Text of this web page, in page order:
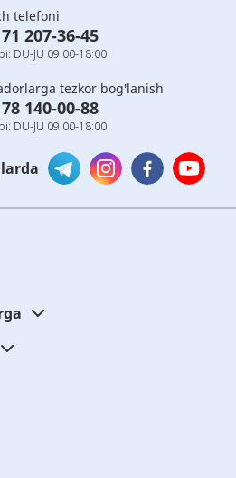
telefoni
207-36-45
DU-JU 09:00-18:00
tezkor bog'lanish
140-00-88
DU-JU 09:00-18:00